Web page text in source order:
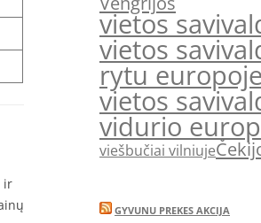
ir
vietos
vietos
rytu europoje
vietos
vidurio
viešbučiai vilniuje
GYVUNU PREKES AKCIJA